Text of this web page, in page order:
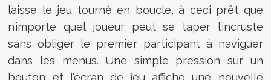
laisse le jeu tourné en boucle, à ceci prêt que
n’importe quel joueur peut se taper l’incruste
sans obliger le premier participant à naviguer
dans les menus. Une simple pression sur un
bouton et l’écran de jeu affiche une nouvelle